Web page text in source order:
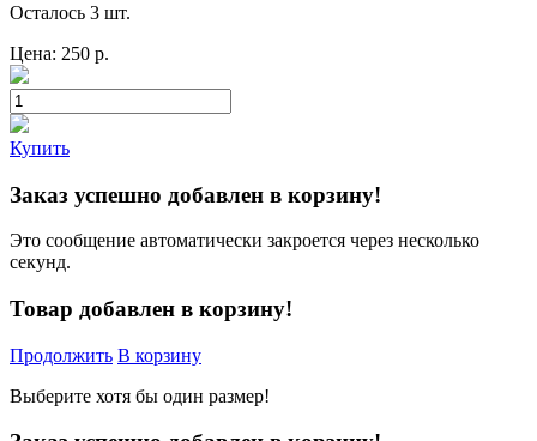
Осталось 3 шт.
Цена: 250 р.
Купить
Заказ успешно добавлен в корзину!
Это сообщение автоматически закроется через несколько
секунд.
Товар добавлен в корзину!
Продолжить В корзину
Выберите хотя бы один размер!